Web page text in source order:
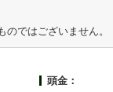
ではございません。
頭金：